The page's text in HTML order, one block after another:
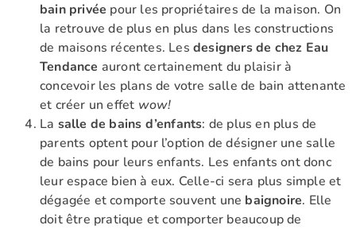
bain privée pour les propriétaires de la maison. On
la retrouve de plus en plus dans les constructions
de maisons récentes. Les designers de chez Eau
Tendance auront certainement du plaisir à
concevoir les plans de votre salle de bain attenante
et créer un effet wow!
La salle de bains d’enfants: de plus en plus de
parents optent pour l’option de désigner une salle
de bains pour leurs enfants. Les enfants ont donc
leur espace bien à eux. Celle-ci sera plus simple et
dégagée et comporte souvent une baignoire. Elle
doit être pratique et comporter beaucoup de